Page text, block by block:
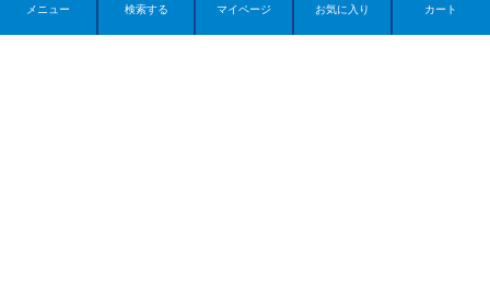
メニュー 検索する マイページ お気に入り カート